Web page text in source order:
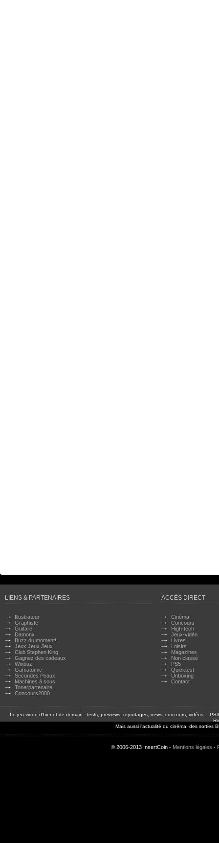
LIENS & PARTENAIRES
Illustrateur
Graphiste
Guitare
Damonx
Buzz du moment!
Jeux Jeux Jeux
Club Stephen King
Gagnez des cadeaux
Winbuz
Gamatomic
Secondes Peaux
Machines à sous
Tonerpartenaire
Concours2000
ACCÈS DIRECT
Cinéma
Concours
High-tech
Jeux-vidéo
Livres
Loisirs
Magazines
Non classé
PS5
Quicktest
Unboxing
Contact
Le jeu video d'hier et de demain : tests, previews, reportages, news, concours, vidéos…
Mais aussi l'actualité du cinéma, des sorties
© 2006-2013 InsertCoin - Mentions légales -